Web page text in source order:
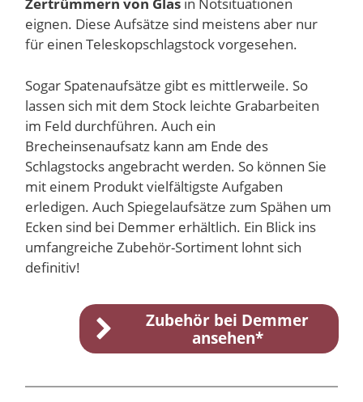
Zertrümmern von Glas in Notsituationen
eignen. Diese Aufsätze sind meistens aber nur
für einen Teleskopschlagstock vorgesehen.
Sogar Spatenaufsätze gibt es mittlerweile. So
lassen sich mit dem Stock leichte Grabarbeiten
im Feld durchführen. Auch ein
Brecheinsenaufsatz kann am Ende des
Schlagstocks angebracht werden. So können Sie
mit einem Produkt vielfältigste Aufgaben
erledigen. Auch Spiegelaufsätze zum Spähen um
Ecken sind bei Demmer erhältlich. Ein Blick ins
umfangreiche Zubehör-Sortiment lohnt sich
definitiv!
Zubehör bei Demmer
ansehen*